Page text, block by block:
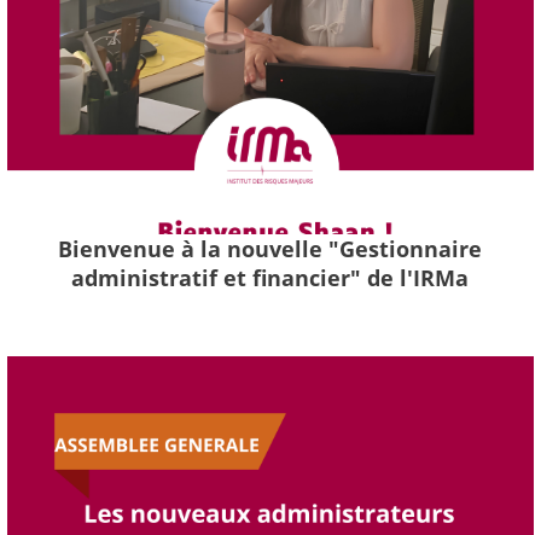
Bienvenue à la nouvelle "Gestionnaire
administratif et financier" de l'IRMa